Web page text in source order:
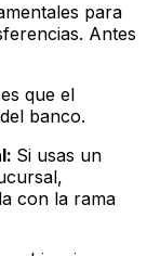
para
Antes
que el
banco.
Si usas un
con la rama